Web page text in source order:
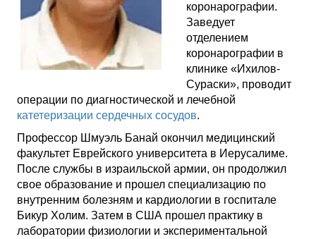
коронарографии.
Заведует
отделением
коронарографии в
клинике «Ихилов-
Сураски», проводит
операции по диагностической и лечебной
катетеризации сердечных сосудов.
Профессор Шмуэль Банай окончил медицинский
факультет Еврейского университета в Иерусалиме.
После службы в израильской армии, он продолжил
свое образование и прошел специализацию по
внутренним болезням и кардиологии в госпитале
Бикур Холим. Затем в США прошел практику в
лаборатории физиологии и экспериментальной